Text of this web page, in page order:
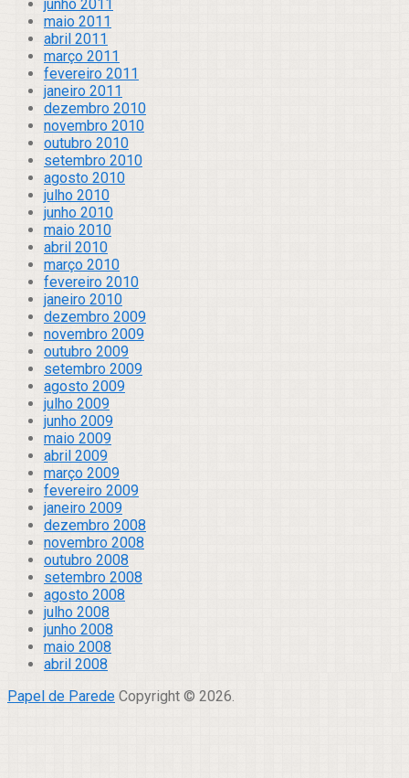
junho 2011
maio 2011
abril 2011
março 2011
fevereiro 2011
janeiro 2011
dezembro 2010
novembro 2010
outubro 2010
setembro 2010
agosto 2010
julho 2010
junho 2010
maio 2010
abril 2010
março 2010
fevereiro 2010
janeiro 2010
dezembro 2009
novembro 2009
outubro 2009
setembro 2009
agosto 2009
julho 2009
junho 2009
maio 2009
abril 2009
março 2009
fevereiro 2009
janeiro 2009
dezembro 2008
novembro 2008
outubro 2008
setembro 2008
agosto 2008
julho 2008
junho 2008
maio 2008
abril 2008
Papel de Parede Copyright © 2026.